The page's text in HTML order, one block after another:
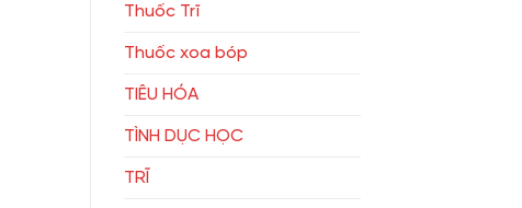
Thuốc Trĩ
Thuốc xoa bóp
TIÊU HÓA
TÌNH DỤC HỌC
TRĨ